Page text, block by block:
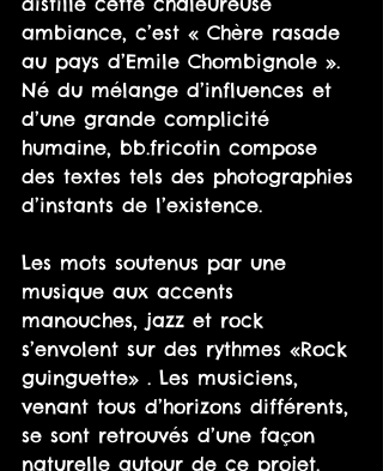
ambiance, c’est « Chère rasade
au pays d’Emile Chombignole ».
Né du mélange d’influences et
d’une grande complicité
humaine, bb.fricotin compose
des textes tels des photographies
d’instants de l’existence.
Les mots soutenus par une
musique aux accents
manouches, jazz et rock
s’envolent sur des rythmes «Rock
guinguette» . Les musiciens,
venant tous d’horizons différents,
se sont retrouvés d’une façon
naturelle autour de ce projet.